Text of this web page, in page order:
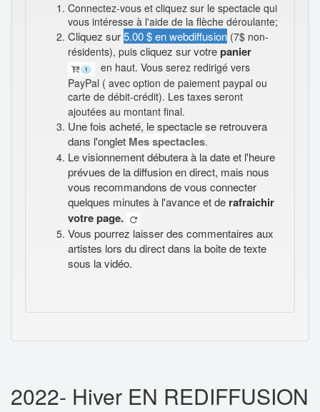
Connectez-vous et cliquez sur le spectacle qui
vous intéresse à l'aide de la flèche déroulante;
Cliquez sur5.00 $ en webdiffusion (7$ non-
résidents), puis cliquez sur votrepanier
en haut. Vous serez redirigé vers
PayPal ( avec option de paiement paypal ou
carte de débit-crédit). Les taxes seront
ajoutées au montant final.
Une fois acheté, le spectacle se retrouvera
dans l'onglet Mes spectacles.
Le visionnement débutera à la date et l'heure
prévues de la diffusion en direct, mais nous
vous recommandons de vous connecter
quelques minutes à l'avance et de rafraichir
votre page.
Vous pourrez laisser des commentaires aux
artistes lors du direct dans la boite de texte
sous la vidéo.
2022- Hiver EN REDIFFUSION